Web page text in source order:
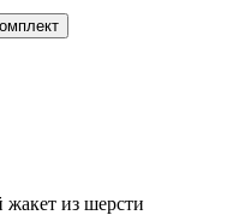
из шерсти